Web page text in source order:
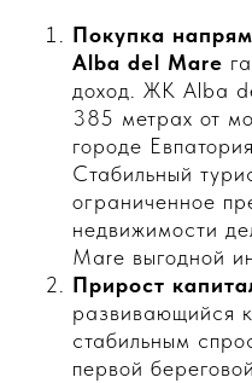
Покупка
Alba del Mare
доход. ЖК Alba
385 метрах от
городе
Стабильный
ограниченное
недвижимости
Mare выгодной
Прирост
развивающийся
стабильным
первой